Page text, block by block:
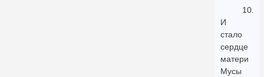
10.
И
стало
сердце
матери
Мусы